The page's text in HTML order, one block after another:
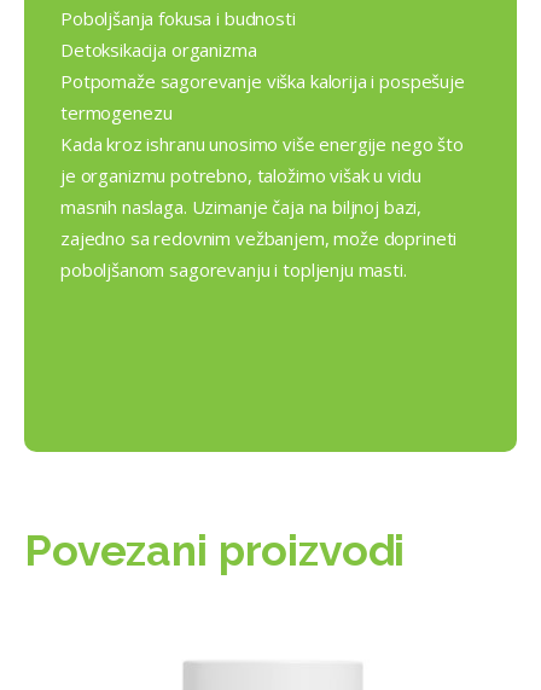
Poboljšanja fokusa i budnosti
Detoksikacija organizma
Potpomaže sagorevanje viška kalorija i pospešuje
termogenezu
Kada kroz ishranu unosimo više energije nego što
je organizmu potrebno, taložimo višak u vidu
masnih naslaga. Uzimanje čaja na biljnoj bazi,
zajedno sa redovnim vežbanjem, može doprineti
poboljšanom sagorevanju i topljenju masti.
Povezani proizvodi